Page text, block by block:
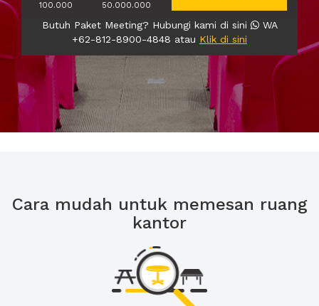
100.000
50.000.000
Butuh Paket Meeting? Hubungi kami di sini
WA
+62-812-8900-4848 atau Klik di sini
Cara mudah untuk memesan ruang
kantor